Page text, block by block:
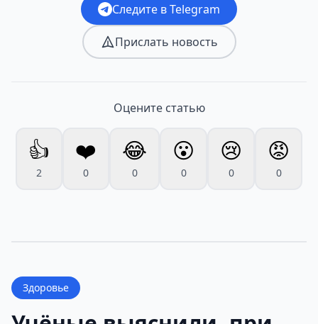
Следите в Telegram
Прислать новость
Оцените статью
👍
2
❤️
0
😂
0
😮
0
😢
0
😡
0
Здоровье